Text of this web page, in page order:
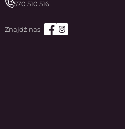
570 510 516